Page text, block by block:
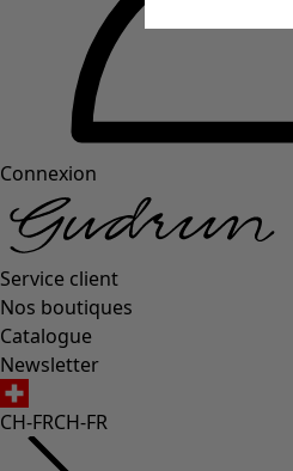
Connexion
Service client
Nos boutiques
Catalogue
Newsletter
CH-FRCH-FR